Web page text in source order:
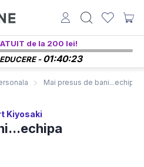
de la 200 lei!
-01:40:22
Mai presus de bani...echipa
Kiyosaki